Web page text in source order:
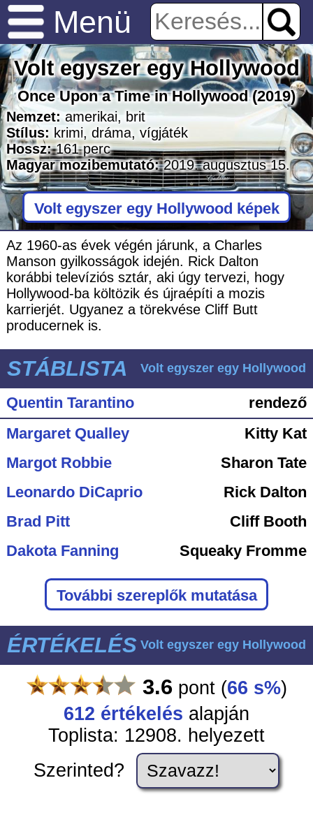
Menü
Volt egyszer egy Hollywood
Once Upon a Time in Hollywood(2019)
Nemzet: amerikai, brit
Stílus: krimi, dráma, vígjáték
Hossz: 161perc
Magyar mozibemutató:2019. augusztus 15.
Volt egyszer egy Hollywood képek
Az 1960-as évek végén járunk, a Charles
Manson gyilkosságok idején. Rick Dalton
korábbi televíziós sztár, aki úgy tervezi, hogy
Hollywood-ba költözik és újraépíti a mozis
karrierjét. Ugyanez a törekvése Cliff Butt
producernek is.
STÁBLISTA Volt egyszer egy Hollywood
Quentin Tarantino
rendező
Margaret Qualley
Kitty Kat
Margot Robbie
Sharon Tate
Leonardo DiCaprio
Rick Dalton
Brad Pitt
Cliff Booth
Dakota Fanning
Squeaky Fromme
További szereplők mutatása
ÉRTÉKELÉS Volt egyszer egy Hollywood
3.6pont (66 s%)
612 értékelés alapján
Toplista: 12908. helyezett
Szerinted?